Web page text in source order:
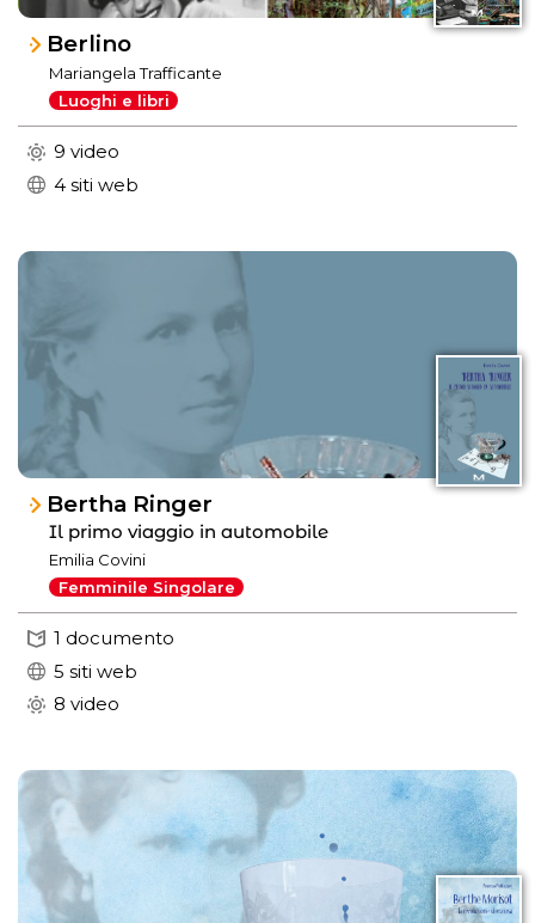
Berlino
Mariangela Trafficante
Luoghi e libri
9 video
4 siti web
Bertha Ringer
Il primo viaggio in automobile
Emilia Covini
Femminile Singolare
1 documento
5 siti web
8 video